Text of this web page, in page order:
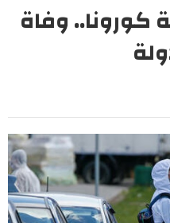
كورونا.. وفاة